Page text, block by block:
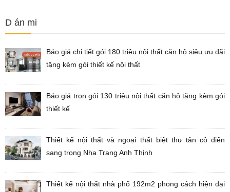
D án mi
Báo giá chi tiết gói 180 triệu nội thất căn hộ siêu ưu đãi
tặng kèm gói thiết kế nội thất
Báo giá trọn gói 130 triệu nội thất căn hộ tặng kèm gói
thiết kế
Thiết kế nội thất và ngoại thất biệt thư tân cô điển
sang trọng Nha Trang Anh Thịnh
Thiết kế nội thất nhà phố 192m2 phong cách hiện đại